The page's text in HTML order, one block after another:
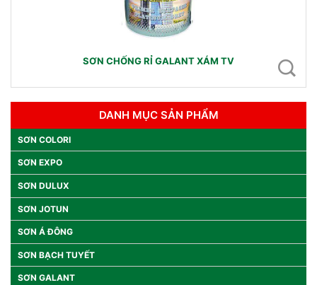
SƠN CHỐNG RỈ GALANT XÁM TV
DANH MỤC SẢN PHẨM
SƠN COLORI
SƠN EXPO
SƠN DULUX
SƠN JOTUN
SƠN Á ĐÔNG
SƠN BẠCH TUYẾT
SƠN GALANT